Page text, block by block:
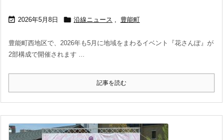
 2026年5月8日  沿線ニュース , 豊能町
豊能町西地区で、2026年も5月に地域をまわるイベント『花さんぽ』が
2部構成で開催されます ...
記事を読む